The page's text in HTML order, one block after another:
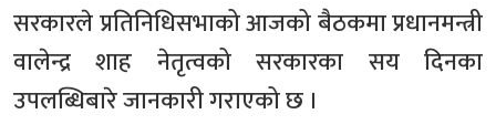
सरकारले प्रतिनिधिसभाको आजको बैठकमा प्रधानमन्त्री
वालेन्द्र शाह नेतृत्वको सरकारका सय दिनका
उपलब्धिबारे जानकारी गराएको छ ।